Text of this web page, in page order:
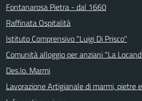
Fontanarosa Pietra - dal 1660
Raffinata Ospitalità
Istituto Comprensivo "Luigi Di Prisco"
Comunità alloggio per anziani "La
Des.Io. Marmi
Lavorazione Artigianale di marmi, pietre